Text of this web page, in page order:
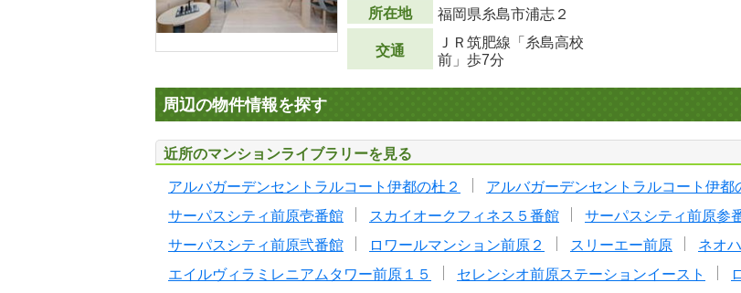
所在地
福岡県糸島市浦志２
交通
ＪＲ筑肥線「糸島高校
前」歩7分
周辺の物件情報を探す
近所のマンションライブラリーを見る
アルバガーデンセントラルコート伊都の杜２ アルバガーデンセントラルコート伊都
サーパスシティ前原壱番館
スカイオークフィネス５番館 サーパスシティ前原参
サーパスシティ前原弐番館
ロワールマンション前原２ スリーエー前原 ネオ
エイルヴィラミレニアムタワー前原１５
セレンシオ前原ステーションイースト